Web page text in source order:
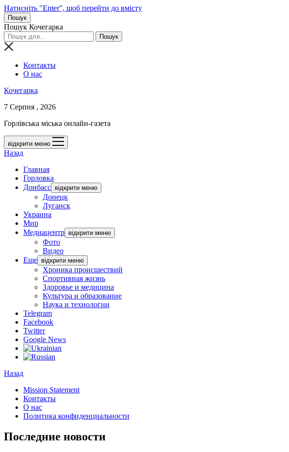
Натисніть "Enter", щоб перейти до вмісту
Пошук
Пошук Кочегарка
Контакты
О нас
Кочегарка
7 Серпня , 2026
Горлівська міська онлайн-газета
відкрити меню
Назад
Главная
Горловка
Донбасс відкрити меню
Донецк
Луганск
Украина
Мир
Медиацентр відкрити меню
Фото
Видео
Еще відкрити меню
Хроника происшествий
Спортивная жизнь
Здоровье и медицина
Культура и образование
Наука и технологии
Telegram
Facebook
Twitter
Google News
Назад
Mission Statement
Контакты
О нас
Политика конфиденциальности
Последние новости